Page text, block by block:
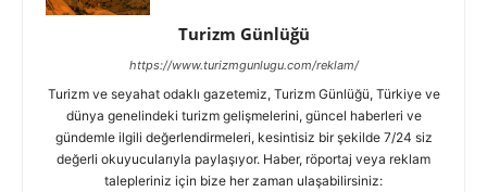
Turizm Günlüğü
https://www.turizmgunlugu.com/reklam/
Turizm ve seyahat odaklı gazetemiz, Turizm Günlüğü, Türkiye ve
dünya genelindeki turizm gelişmelerini, güncel haberleri ve
gündemle ilgili değerlendirmeleri, kesintisiz bir şekilde 7/24 siz
değerli okuyucularıyla paylaşıyor. Haber, röportaj veya reklam
talepleriniz için bize her zaman ulaşabilirsiniz: